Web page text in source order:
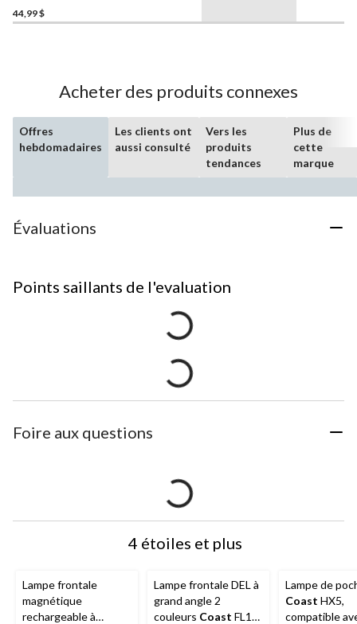
44,99 $
Acheter des produits connexes
Offres
hebdomadaires
Les clients ont
aussi consulté
Vers les
produits
tendances
Plus de
cette
marque
Évaluations
Points saillants de l'evaluation
Foire aux questions
4 étoiles et plus
Lampe frontale
magnétique
rechargeable à
Lampe frontale DEL à
grand angle 2
couleurs Coast FL19,
Lampe de
Coast HX5,
compatible